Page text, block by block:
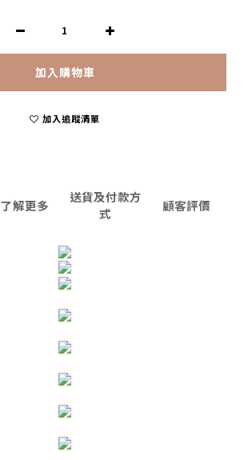
加入購物車
加入追蹤清單
了解更多
送貨及付款方
式
顧客評價